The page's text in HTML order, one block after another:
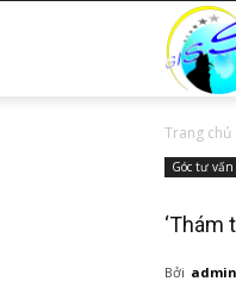
Trang chủ
Góc tư vấn
‘Thám
Bởi admin